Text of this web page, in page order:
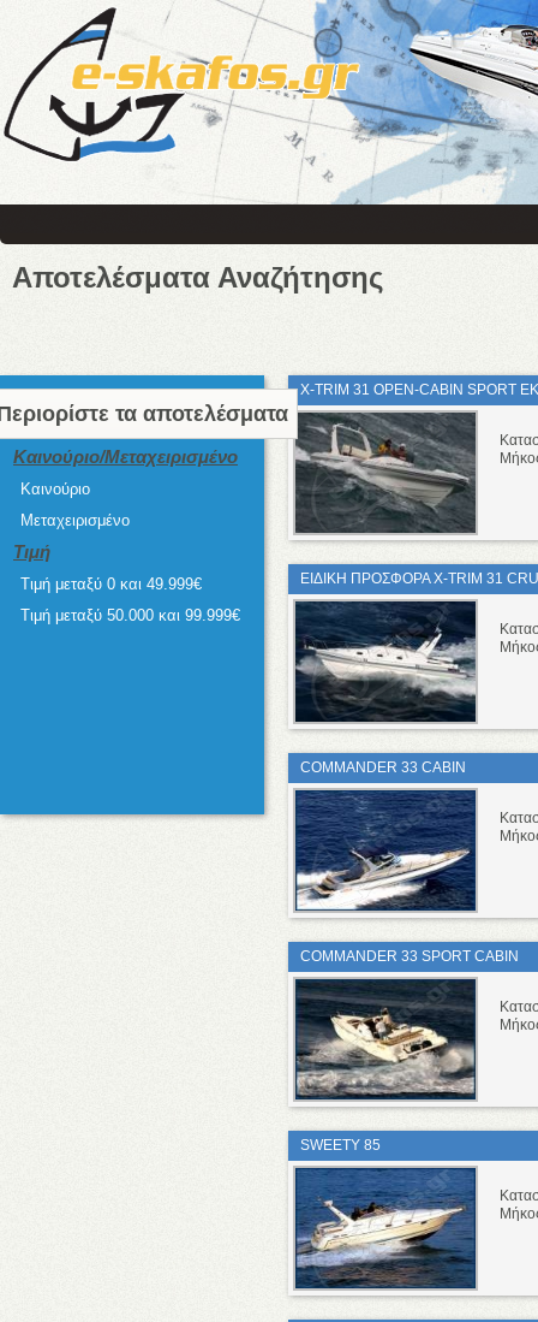
Αποτελέσματα Αναζήτησης
τα αποτελέσματα
Καινούριο/Μεταχειρισμένο
Καινούριο
Μεταχειρισμένο
Τιμή
Τιμή μεταξύ 0 και 49.999€
Τιμή μεταξύ 50.000 και 99.999€
X-TRIM 31 OPEN-CABIN SPORT
ΕΙΔΙΚΗ ΠΡΟΣΦΟΡΑ X-TRIM 31
COMMANDER 33 CABIN
COMMANDER 33 SPORT CABIN
SWEETY 85